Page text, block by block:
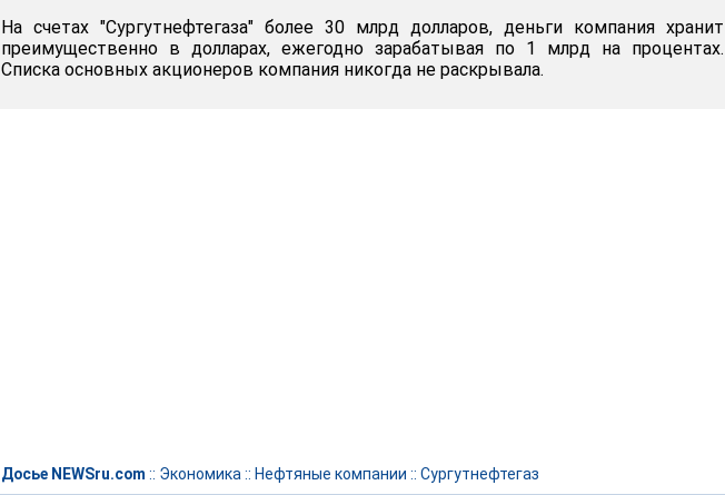
На счетах "Сургутнефтегаза" более 30 млрд долларов, деньги компания хранит
преимущественно в долларах, ежегодно зарабатывая по 1 млрд на процентах.
Списка основных акционеров компания никогда не раскрывала.
Досье NEWSru.com :: Экономика :: Нефтяные компании :: Сургутнефтегаз